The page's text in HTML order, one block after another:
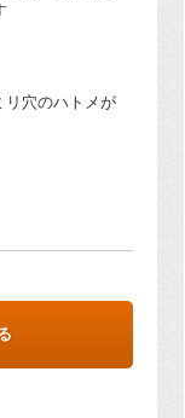
リ穴のハトメが